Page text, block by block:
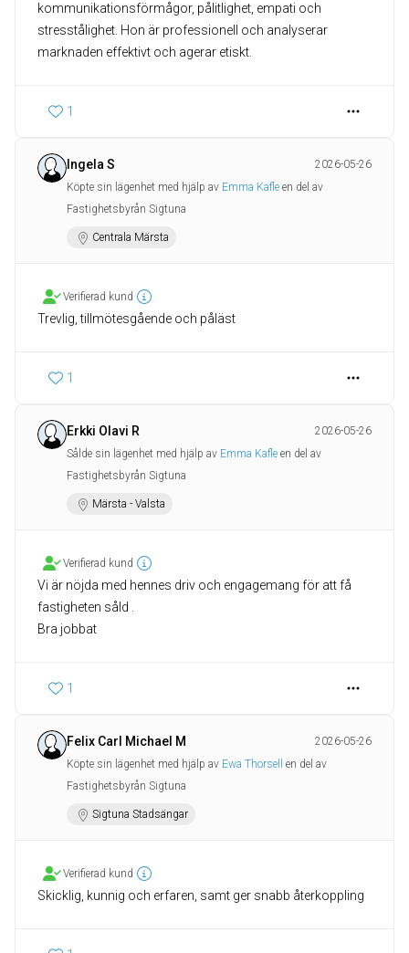
kommunikationsförmågor, pålitlighet, empati och
stresstålighet. Hon är professionell och analyserar
marknaden effektivt och agerar etiskt.
1
Ingela S
2026-05-26
Köpte sin lägenhet med hjälp av Emma Kafle en del av
Fastighetsbyrån Sigtuna
Centrala Märsta
Verifierad kund
Trevlig, tillmötesgående och påläst
1
Erkki Olavi R
2026-05-26
Sålde sin lägenhet med hjälp av Emma Kafle en del av
Fastighetsbyrån Sigtuna
Märsta - Valsta
Verifierad kund
Vi är nöjda med hennes driv och engagemang för att få
fastigheten såld .
Bra jobbat
1
Felix Carl Michael M
2026-05-26
Köpte sin lägenhet med hjälp av Ewa Thorsell
en del av
Fastighetsbyrån Sigtuna
Sigtuna Stadsängar
Verifierad kund
Skicklig, kunnig och erfaren, samt ger snabb återkoppling